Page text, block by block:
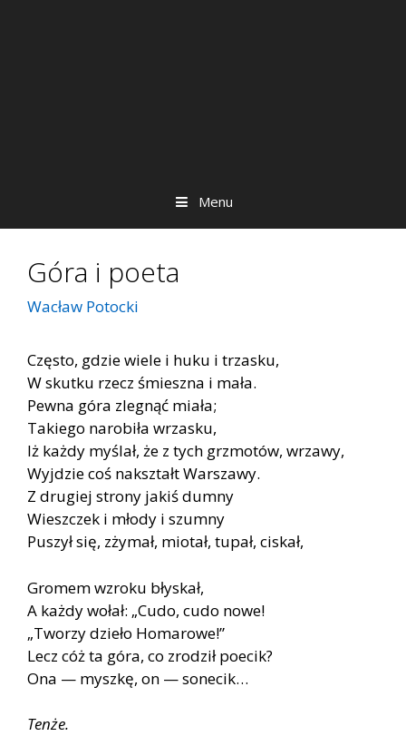
Menu
Góra i poeta
Wacław Potocki
Często, gdzie wiele i huku i trzasku,
W skutku rzecz śmieszna i mała.
Pewna góra zlegnąć miała;
Takiego narobiła wrzasku,
Iż każdy myślał, że z tych grzmotów, wrzawy,
Wyjdzie coś nakształt Warszawy.
Z drugiej strony jakiś dumny
Wieszczek i młody i szumny
Puszył się, zżymał, miotał, tupał, ciskał,
Gromem wzroku błyskał,
A każdy wołał: „Cudo, cudo nowe!
„Tworzy dzieło Homarowe!”
Lecz cóż ta góra, co zrodził poecik?
Ona — myszkę, on — sonecik…
Tenże.